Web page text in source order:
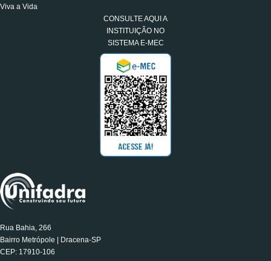
Viva a Vida
CONSULTE AQUI A
INSTITUIÇÃO NO
SISTEMA E-MEC
Rua Bahia, 266
Bairro Metrópole | Dracena-SP
CEP: 17910-106